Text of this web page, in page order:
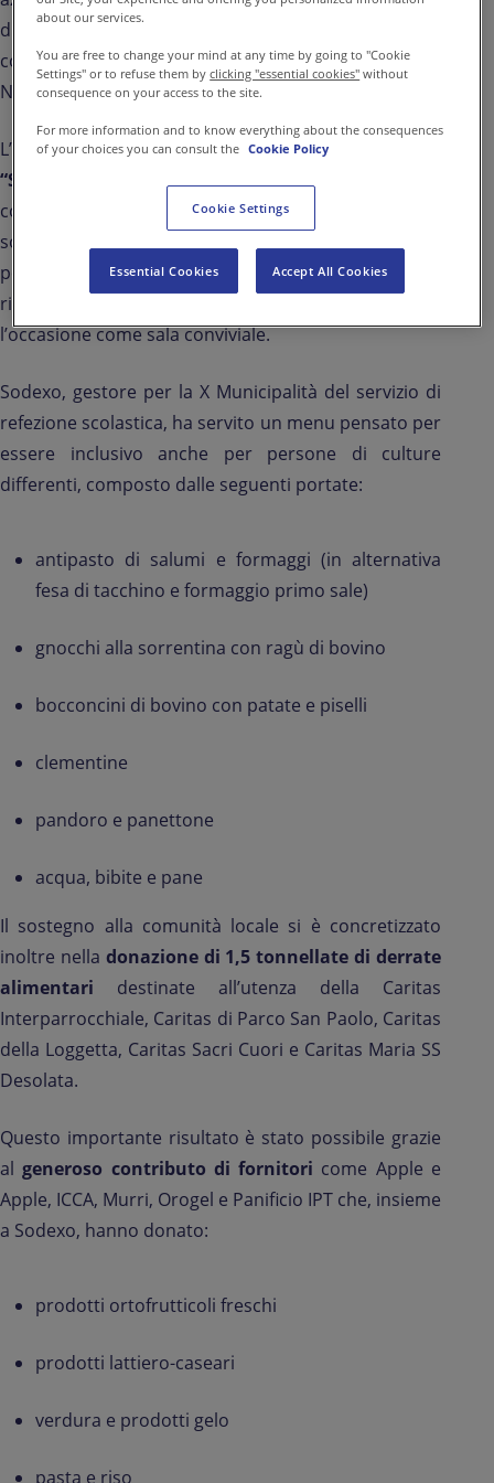
di cura e manutenzione degli spazi, in collaborazione
con la Caritas Interparrocchiale e la X Municipalità di
Napoli.
L’evento, che rientra nelleiniziative di volontariato
“Stop Hunger”
, ha visto i collaboratori del contro
cottura Sodexo impegnati nella preparazione e
somministrazione di uno speciale menu di Natale
per le oltre 100 persone in difficoltà che hanno
riempito la navata della chiesa, allestita per
l’occasione come sala conviviale.
Sodexo, gestore per la X Municipalità del servizio di
refezione scolastica, ha servito un menu pensato per
essere inclusivo anche per persone di culture
differenti, composto dalle seguenti portate:
antipasto di salumi e formaggi (in alternativa
fesa di tacchino e formaggio primo sale)
gnocchi alla sorrentina con ragù di bovino
bocconcini di bovino con patate e piselli
clementine
pandoro e panettone
acqua, bibite e pane
Il sostegno alla comunità locale si è concretizzato
inoltre nella donazione di 1,5 tonnellate di derrate
alimentari destinate all’utenza della Caritas
Interparrocchiale, Caritas di Parco San Paolo, Caritas
della Loggetta, Caritas Sacri Cuori e Caritas Maria SS
Desolata.
Questo importante risultato è stato possibile grazie
algeneroso contributo di fornitori come Apple e
Apple, ICCA, Murri, Orogel e Panificio IPT che, insieme
a Sodexo, hanno donato:
prodotti ortofrutticoli freschi
prodotti lattiero-caseari
verdura e prodotti gelo
pasta e riso
about our services.
You are free to change your mind at any time by going to "Cookie
Settings" or to refuse them byclicking "essential cookies" without
consequence on your access to the site.
For more information and to know everything about the consequences
of your choices you can consult the Cookie Policy
Cookie Settings
Essential Cookies Accept All Cookies